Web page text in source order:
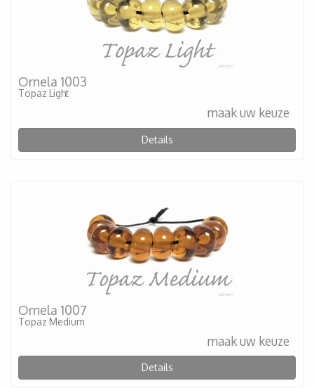
Ornela 1003
Topaz Light
maak uw keuze
Details
Ornela 1007
Topaz Medium
maak uw keuze
Details